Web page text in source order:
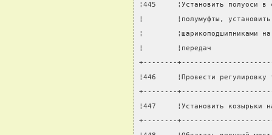
¦445     ¦Установить
¦        ¦полумуфты,
¦
¦        ¦передач
+--------
¦446     ¦Провести
+--------
¦447     ¦Установить
+--------